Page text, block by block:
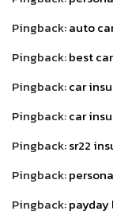
Pingback:auto
Pingback:best
Pingback:car
Pingback:car
Pingback:sr22
Pingback:
Pingback:payday